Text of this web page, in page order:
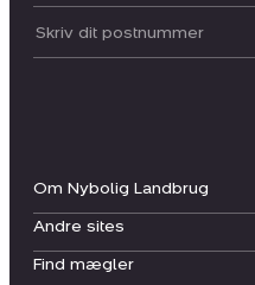
Om Nybolig Landbrug
Andre sites
Find mægler
Postnummer